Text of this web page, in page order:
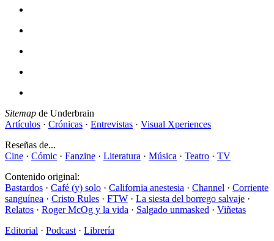
Sitemap de Underbrain
Artículos · Crónicas · Entrevistas · Visual Xperiences
Reseñas de...
Cine · Cómic · Fanzine · Literatura · Música · Teatro · TV
Contenido original:
Bastardos · Café (y) solo · California anestesia · Channel · Corriente
sanguínea · Cristo Rules · FTW · La siesta del borrego salvaje ·
Relatos · Roger McOg y la vida · Salgado unmasked · Viñetas
Editorial · Podcast · Librería